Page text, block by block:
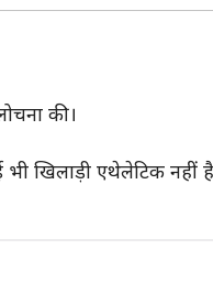
की।
खिलाड़ी एथेलेटिक नहीं